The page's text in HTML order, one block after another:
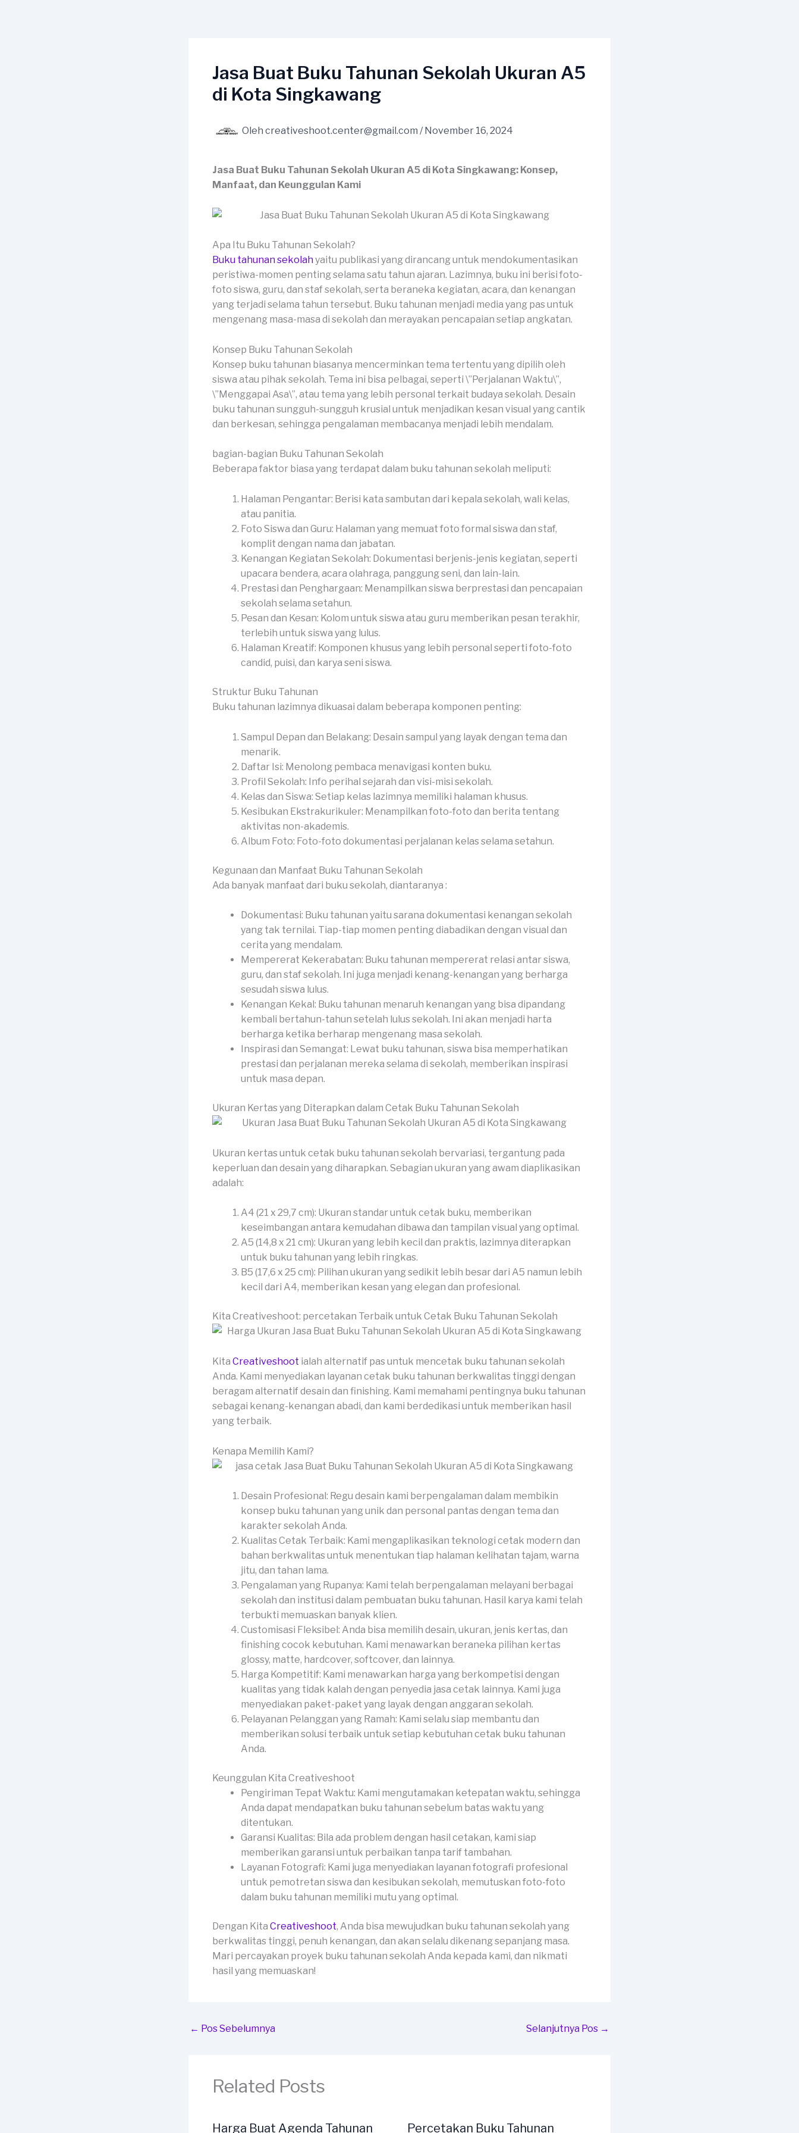
Jasa Buat Buku Tahunan Sekolah Ukuran A5
di Kota Singkawang
Oleh creativeshoot.center@gmail.com / November 16, 2024
Jasa Buat Buku Tahunan Sekolah Ukuran A5 di Kota Singkawang: Konsep,
Manfaat, dan Keunggulan Kami
Apa Itu Buku Tahunan Sekolah?
Buku tahunan sekolahyaitu publikasi yang dirancang untuk mendokumentasikan
peristiwa-momen penting selama satu tahun ajaran. Lazimnya, buku ini berisi foto-
foto siswa, guru, dan staf sekolah, serta beraneka kegiatan, acara, dan kenangan
yang terjadi selama tahun tersebut. Buku tahunan menjadi media yang pas untuk
mengenang masa-masa di sekolah dan merayakan pencapaian setiap angkatan.
Konsep Buku Tahunan Sekolah
Konsep buku tahunan biasanya mencerminkan tema tertentu yang dipilih oleh
siswa atau pihak sekolah. Tema ini bisa pelbagai, seperti \”Perjalanan Waktu\”,
\”Menggapai Asa\”, atau tema yang lebih personal terkait budaya sekolah. Desain
buku tahunan sungguh-sungguh krusial untuk menjadikan kesan visual yang cantik
dan berkesan, sehingga pengalaman membacanya menjadi lebih mendalam.
bagian-bagian Buku Tahunan Sekolah
Beberapa faktor biasa yang terdapat dalam buku tahunan sekolah meliputi:
Halaman Pengantar: Berisi kata sambutan dari kepala sekolah, wali kelas,
atau panitia.
Foto Siswa dan Guru: Halaman yang memuat foto formal siswa dan staf,
komplit dengan nama dan jabatan.
Kenangan Kegiatan Sekolah: Dokumentasi berjenis-jenis kegiatan, seperti
upacara bendera, acara olahraga, panggung seni, dan lain-lain.
Prestasi dan Penghargaan: Menampilkan siswa berprestasi dan pencapaian
sekolah selama setahun.
Pesan dan Kesan: Kolom untuk siswa atau guru memberikan pesan terakhir,
terlebih untuk siswa yang lulus.
Halaman Kreatif: Komponen khusus yang lebih personal seperti foto-foto
candid, puisi, dan karya seni siswa.
Struktur Buku Tahunan
Buku tahunan lazimnya dikuasai dalam beberapa komponen penting:
Sampul Depan dan Belakang: Desain sampul yang layak dengan tema dan
menarik.
Daftar Isi: Menolong pembaca menavigasi konten buku.
Profil Sekolah: Info perihal sejarah dan visi-misi sekolah.
Kelas dan Siswa: Setiap kelas lazimnya memiliki halaman khusus.
Kesibukan Ekstrakurikuler: Menampilkan foto-foto dan berita tentang
aktivitas non-akademis.
Album Foto: Foto-foto dokumentasi perjalanan kelas selama setahun.
Kegunaan dan Manfaat Buku Tahunan Sekolah
Ada banyak manfaat dari buku sekolah, diantaranya :
Dokumentasi: Buku tahunan yaitu sarana dokumentasi kenangan sekolah
yang tak ternilai. Tiap-tiap momen penting diabadikan dengan visual dan
cerita yang mendalam.
Mempererat Kekerabatan: Buku tahunan mempererat relasi antar siswa,
guru, dan staf sekolah. Ini juga menjadi kenang-kenangan yang berharga
sesudah siswa lulus.
Kenangan Kekal: Buku tahunan menaruh kenangan yang bisa dipandang
kembali bertahun-tahun setelah lulus sekolah. Ini akan menjadi harta
berharga ketika berharap mengenang masa sekolah.
Inspirasi dan Semangat: Lewat buku tahunan, siswa bisa memperhatikan
prestasi dan perjalanan mereka selama di sekolah, memberikan inspirasi
untuk masa depan.
Ukuran Kertas yang Diterapkan dalam Cetak Buku Tahunan Sekolah
Ukuran kertas untuk cetak buku tahunan sekolah bervariasi, tergantung pada
keperluan dan desain yang diharapkan. Sebagian ukuran yang awam diaplikasikan
adalah:
A4 (21 x 29,7 cm): Ukuran standar untuk cetak buku, memberikan
keseimbangan antara kemudahan dibawa dan tampilan visual yang optimal.
A5 (14,8 x 21 cm): Ukuran yang lebih kecil dan praktis, lazimnya diterapkan
untuk buku tahunan yang lebih ringkas.
B5 (17,6 x 25 cm): Pilihan ukuran yang sedikit lebih besar dari A5 namun lebih
kecil dari A4, memberikan kesan yang elegan dan profesional.
Kita Creativeshoot: percetakan Terbaik untuk Cetak Buku Tahunan Sekolah
Kita Creativeshoot ialah alternatif pas untuk mencetak buku tahunan sekolah
Anda. Kami menyediakan layanan cetak buku tahunan berkwalitas tinggi dengan
beragam alternatif desain dan finishing. Kami memahami pentingnya buku tahunan
sebagai kenang-kenangan abadi, dan kami berdedikasi untuk memberikan hasil
yang terbaik.
Kenapa Memilih Kami?
Desain Profesional: Regu desain kami berpengalaman dalam membikin
konsep buku tahunan yang unik dan personal pantas dengan tema dan
karakter sekolah Anda.
Kualitas Cetak Terbaik: Kami mengaplikasikan teknologi cetak modern dan
bahan berkwalitas untuk menentukan tiap halaman kelihatan tajam, warna
jitu, dan tahan lama.
Pengalaman yang Rupanya: Kami telah berpengalaman melayani berbagai
sekolah dan institusi dalam pembuatan buku tahunan. Hasil karya kami telah
terbukti memuaskan banyak klien.
Customisasi Fleksibel: Anda bisa memilih desain, ukuran, jenis kertas, dan
finishing cocok kebutuhan. Kami menawarkan beraneka pilihan kertas
glossy, matte, hardcover, softcover, dan lainnya.
Harga Kompetitif: Kami menawarkan harga yang berkompetisi dengan
kualitas yang tidak kalah dengan penyedia jasa cetak lainnya. Kami juga
menyediakan paket-paket yang layak dengan anggaran sekolah.
Pelayanan Pelanggan yang Ramah: Kami selalu siap membantu dan
memberikan solusi terbaik untuk setiap kebutuhan cetak buku tahunan
Anda.
Keunggulan Kita Creativeshoot
Pengiriman Tepat Waktu: Kami mengutamakan ketepatan waktu, sehingga
Anda dapat mendapatkan buku tahunan sebelum batas waktu yang
ditentukan.
Garansi Kualitas: Bila ada problem dengan hasil cetakan, kami siap
memberikan garansi untuk perbaikan tanpa tarif tambahan.
Layanan Fotografi: Kami juga menyediakan layanan fotografi profesional
untuk pemotretan siswa dan kesibukan sekolah, memutuskan foto-foto
dalam buku tahunan memiliki mutu yang optimal.
Dengan Kita Creativeshoot, Anda bisa mewujudkan buku tahunan sekolah yang
berkwalitas tinggi, penuh kenangan, dan akan selalu dikenang sepanjang masa.
Mari percayakan proyek buku tahunan sekolah Anda kepada kami, dan nikmati
hasil yang memuaskan!
← Pos Sebelumnya Selanjutnya Pos →
Related Posts
Harga Buat Agenda Tahunan Percetakan Buku Tahunan